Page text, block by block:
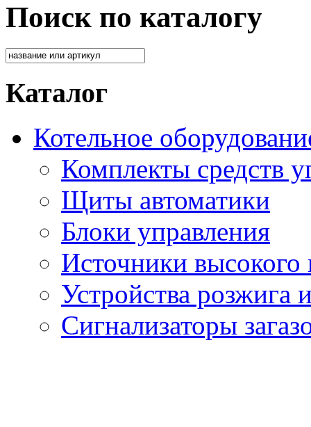
Поиск по каталогу
Каталог
Котельное
Комплекты средств
Щиты автоматики
Блоки управления
Источники высокого
Устройства розжига
Сигнализаторы